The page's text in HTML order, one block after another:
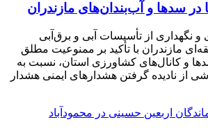
سدها و آب‌بندان‌‌های مازندران
و نگهداری از تأسیسات آبی و برق‌آبی
مازندران با تأکید بر ممنوعیت مطلق
و کانال‌های کشاورزی استان، نسبت به
از نادیده گرفتن هشدارهای ایمنی هشدار